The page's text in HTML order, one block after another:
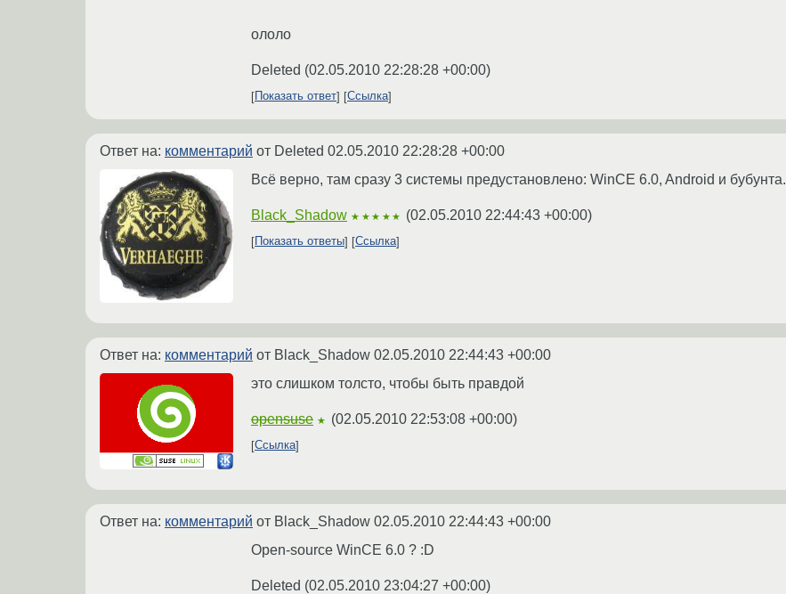
ололо
Deleted (02.05.2010 22:28:28 +00:00)
Показать ответ Ссылка
Ответ на: комментарий от Deleted 02.05.2010 22:28:28 +00:00
Всё верно, там сразу 3 системы предустановлено: WinCE 6.0, Android и бубунта.
Black_Shadow ★★★★★ (02.05.2010 22:44:43 +00:00)
Показать ответы Ссылка
Ответ на: комментарий от Black_Shadow 02.05.2010 22:44:43 +00:00
это слишком толсто, чтобы быть правдой
opensuse ★ (02.05.2010 22:53:08 +00:00)
Ссылка
Ответ на: комментарий от Black_Shadow 02.05.2010 22:44:43 +00:00
Open-source WinCE 6.0 ? :D
Deleted (02.05.2010 23:04:27 +00:00)